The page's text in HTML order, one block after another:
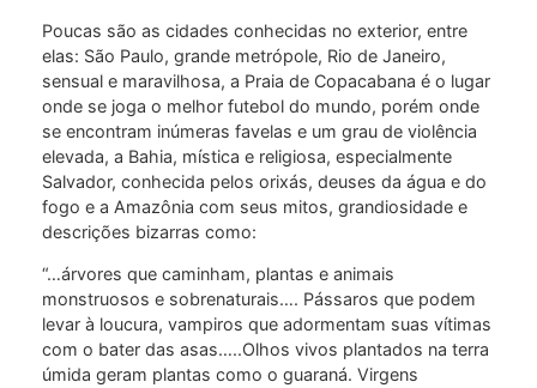
Poucas são as cidades conhecidas no exterior, entre
elas: São Paulo, grande metrópole, Rio de Janeiro,
sensual e maravilhosa, a Praia de Copacabana é o lugar
onde se joga o melhor futebol do mundo, porém onde
se encontram inúmeras favelas e um grau de violência
elevada, a Bahia, mística e religiosa, especialmente
Salvador, conhecida pelos orixás, deuses da água e do
fogo e a Amazônia com seus mitos, grandiosidade e
descrições bizarras como:
“…árvores que caminham, plantas e animais
monstruosos e sobrenaturais…. Pássaros que podem
levar à loucura, vampiros que adormentam suas vítimas
com o bater das asas…..Olhos vivos plantados na terra
úmida geram plantas como o guaraná. Virgens